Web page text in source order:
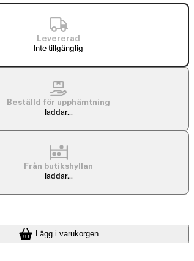
Levererad
Inte tillgänglig
Beställd för upphämtning
laddar...
Från butikshyllan
laddar...
Lägg i varukorgen